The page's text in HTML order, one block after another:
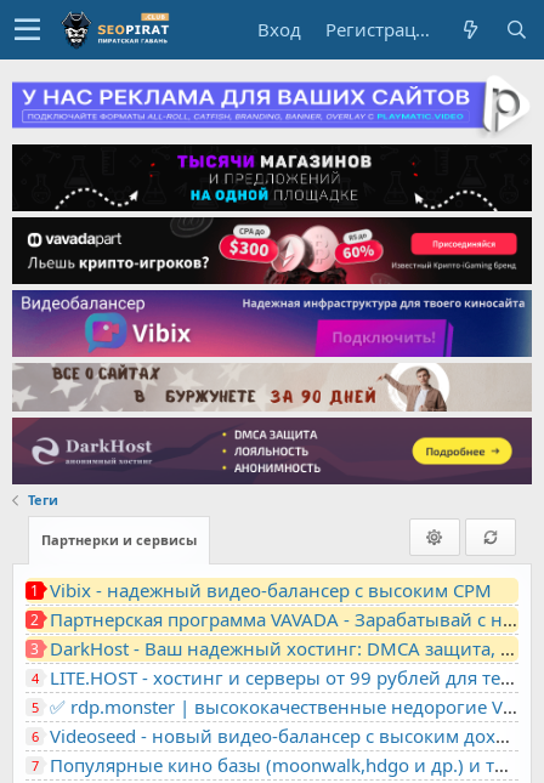
Вход Регистрация
Теги
Партнерки и сервисы
1 Vibix - надежный видео-балансер с высоким CPM
2 Партнерская программа VAVADA - Зарабатывай с нами!
3 DarkHost - Ваш надежный хостинг: DMCA защита, лояльность, анонимность
4 LITE.HOST - хостинг и серверы от 99 рублей для тех, кто любит не переплачивать. Доступ по SSH, поддержка PHP, GIT, COMPOSER, сертификаты Let's Encrypt
5 ✅ rdp.monster | высококачественные недорогие VPS, RDP - выделенные серверы
6 Videoseed - новый видео-балансер с высоким доходом
7 Популярные кино базы (moonwalk,hdgo и др.) и торренты в одном плеере для вашего сайта